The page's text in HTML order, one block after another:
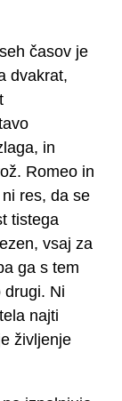
časov je
dvakrat,
in
Romeo in
res, da se
tistega
vsaj za
ga s tem
drugi. Ni
najti
življenje